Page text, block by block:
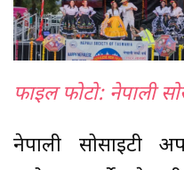
फाइल फोटो: नेपाली
नेपाली सोसाइटी